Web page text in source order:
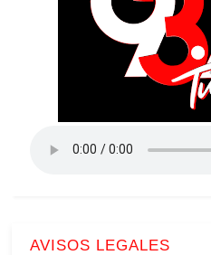
AVISOS LEGALES